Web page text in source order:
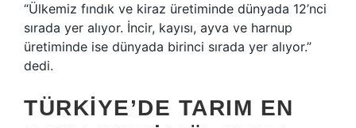
“Ülkemiz fındık ve kiraz üretiminde dünyada 12’nci
sırada yer alıyor. İncir, kayısı, ayva ve harnup
üretiminde ise dünyada birinci sırada yer alıyor.”
dedi.
TÜRKIYE’DE TARIM EN